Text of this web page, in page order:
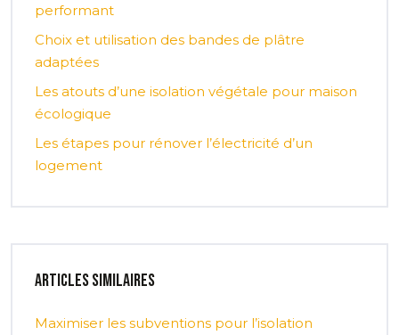
performant
Choix et utilisation des bandes de plâtre
adaptées
Les atouts d’une isolation végétale pour maison
écologique
Les étapes pour rénover l’électricité d’un
logement
Articles similaires
Maximiser les subventions pour l’isolation